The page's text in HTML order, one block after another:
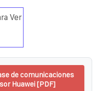
Ver
de comunicaciones
Huawei [PDF]